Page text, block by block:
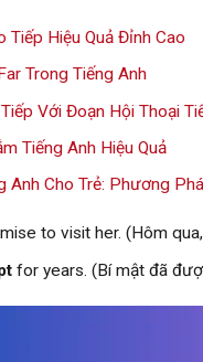
Tiếp Hiệu Quả Đỉnh Cao
Trong Tiếng Anh
Với Đoạn Hội Thoại
Tiếng Anh Hiệu Quả
Anh Cho Trẻ: Phương
to visit her. (Hôm
for years. (Bí mật đã